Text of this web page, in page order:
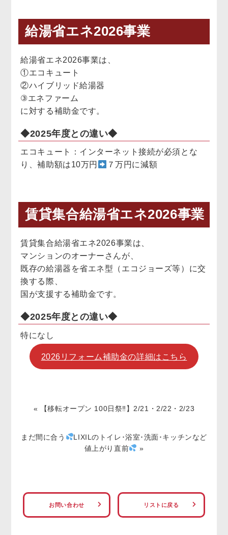
給湯省エネ2026事業
給湯省エネ2026事業は、
①エコキュート
②ハイブリッド給湯器
③エネファーム
に対する補助金です。
◆2025年度との違い◆
エコキュート：インターネット接続が必須とな
り、補助額は10万円
７万円に減額
賃貸集合給湯省エネ2026事業
賃貸集合給湯省エネ2026事業は、
マンションのオーナーさんが、
既存の給湯器を省エネ型（エコジョーズ等）に交
換する際、
国が支援する補助金です。
◆2025年度との違い◆
特になし
2026リフォーム補助金の詳細はこちら
« 【移転オープン 100日祭‼︎】2/21・2/22・2/23
まだ間に合う
LIXILのトイレ･浴室･洗面･キッチンなど
値上がり直前
»
お問い合わせ リストに戻る